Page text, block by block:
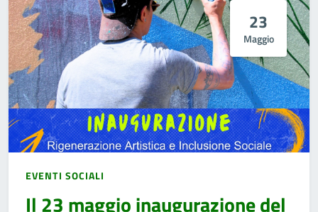
23
Maggio
EVENTI SOCIALI
Il 23 maggio inaugurazione del